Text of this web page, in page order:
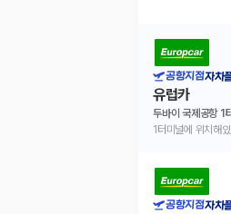
공항지점자차
유럽카
두바이 국제공항 1
1터미널에 위치해
공항지점자차